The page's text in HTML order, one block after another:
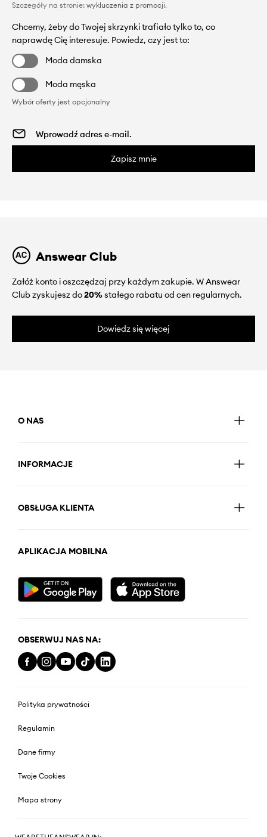
Szczegóły na stronie: wykluczenia z promocji.
Chcemy, żeby do Twojej skrzynki trafiało tylko to, co
naprawdę Cię interesuje. Powiedz, czy jest to:
Moda damska
Moda męska
Wybór oferty jest opcjonalny
Zapisz mnie
Answear Club
Załóż konto i oszczędzaj przy każdym zakupie. W Answear
Club zyskujesz do20%stałego rabatu od cen regularnych.
Dowiedz się więcej
O NAS
INFORMACJE
OBSŁUGA KLIENTA
APLIKACJA MOBILNA
OBSERWUJ NAS NA:
Polityka prywatności
Regulamin
Dane firmy
Twoje Cookies
Mapa strony